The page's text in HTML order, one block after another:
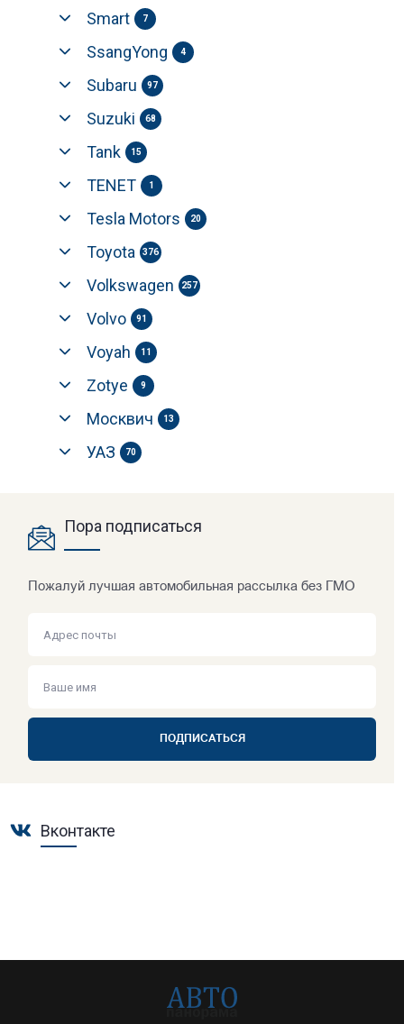
Smart 7
SsangYong 4
Subaru 97
Suzuki 68
Tank 15
TENET 1
Tesla Motors 20
Toyota 376
Volkswagen 257
Volvo 91
Voyah 11
Zotye 9
Москвич 13
УАЗ 70
Пора подписаться
Пожалуй лучшая автомобильная рассылка без ГМО
ПОДПИСАТЬСЯ
Вконтакте